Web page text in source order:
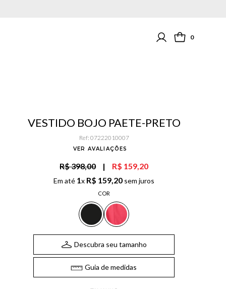
0
VESTIDO BOJO PAETE-PRETO
Ref: 07222010007
VER AVALIAÇÕES
R$ 398,00 | R$ 159,20
Em até 1x R$ 159,20 sem juros
COR
Descubra seu tamanho
Guia de medidas